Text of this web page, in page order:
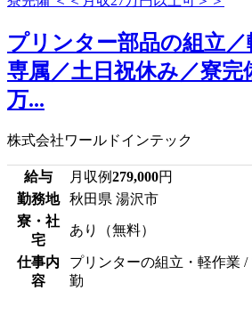
プリンター部品の組立
専属／土日祝休み／寮完
万...
株式会社ワールドインテック
給与 月収例279,000円
勤務地
秋田県 湯沢市
寮・社
宅
あり（無料）
仕事内
容
プリンターの組立・軽作業 /
勤